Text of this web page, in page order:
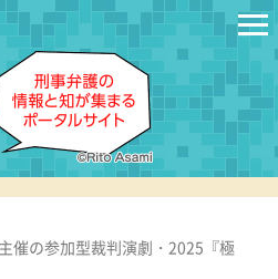
催の参加型裁判演劇・2025『極